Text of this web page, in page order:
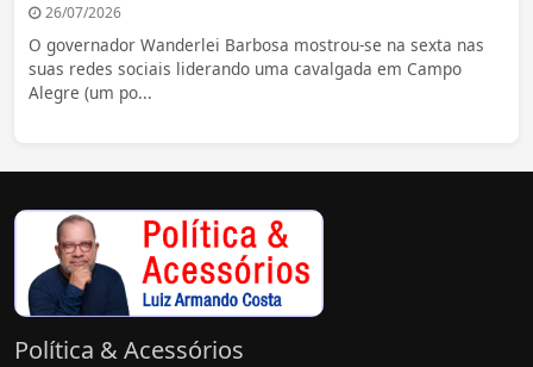
26/07/2026
O governador Wanderlei Barbosa mostrou-se na sexta nas
suas redes sociais liderando uma cavalgada em Campo
Alegre (um po...
Política & Acessórios